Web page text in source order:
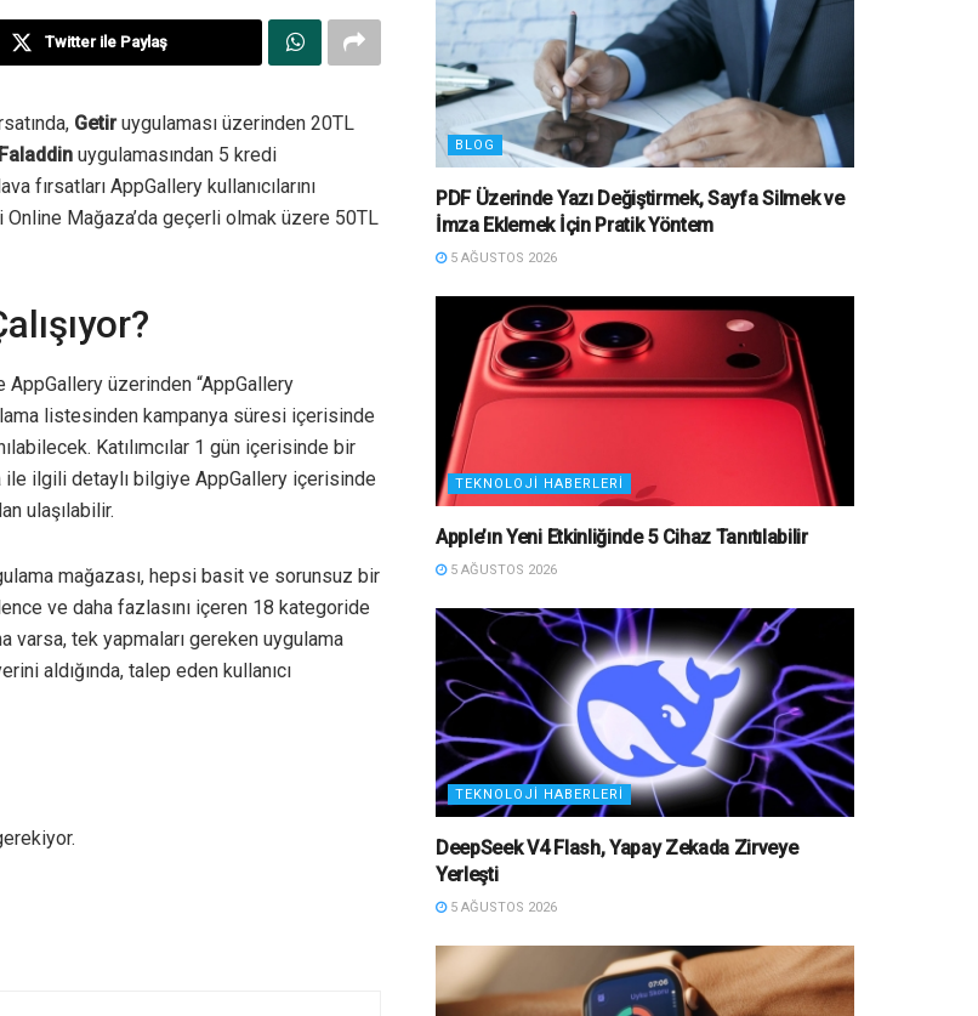
Twitter ile Paylaş
Getiruygulaması üzerinden 20TL
Faladdin uygulamasından 5 kredi
fırsatları AppGallery kullanıcılarını
Online Mağaza’da geçerli olmak üzere 50TL
üzerinden “AppGallery
listesinden kampanya süresi içerisinde
Katılımcılar 1 gün içerisinde bir
ilgili detaylı bilgiye AppGallery içerisinde
ulaşılabilir.
mağazası, hepsi basit ve sorunsuz bir
ve daha fazlasını içeren 18 kategoride
varsa, tek yapmaları gereken uygulama
aldığında, talep eden kullanıcı
BLOG
PDF Üzerinde Yazı Değiştirmek, Sayfa Silmek ve
İmza Eklemek İçin Pratik Yöntem
5 AĞUSTOS 2026
TEKNOLOJI HABERLERI
Apple’ın Yeni Etkinliğinde 5 Cihaz Tanıtılabilir
5 AĞUSTOS 2026
TEKNOLOJI HABERLERI
DeepSeek V4 Flash, Yapay Zekada Zirveye
Yerleşti
5 AĞUSTOS 2026